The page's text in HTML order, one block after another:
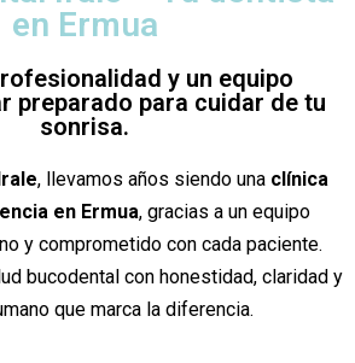
en Ermua
y un equipo
preparado para cuidar de tu
sonrisa.
, llevamos años siendo una clínica
en Ermua, gracias a un equipo
y comprometido con cada paciente.
bucodental con honestidad, claridad y
que marca la diferencia.